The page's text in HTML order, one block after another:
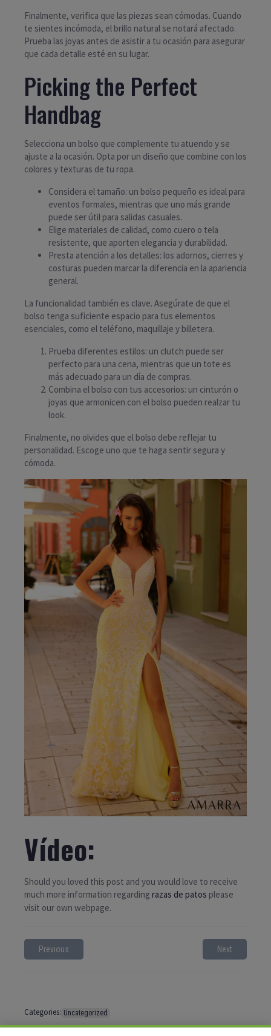
Finalmente, verifica que las piezas sean cómodas. Cuando
te sientes incómoda, el brillo natural se notará afectado.
Prueba las joyas antes de asistir a tu ocasión para asegurar
que cada detalle esté en su lugar.
Picking the Perfect
Handbag
Selecciona un bolso que complemente tu atuendo y se
ajuste a la ocasión. Opta por un diseño que combine con los
colores y texturas de tu ropa.
Considera el tamaño: un bolso pequeño es ideal para
eventos formales, mientras que uno más grande
puede ser útil para salidas casuales.
Elige materiales de calidad, como cuero o tela
resistente, que aporten elegancia y durabilidad.
Presta atención a los detalles: los adornos, cierres y
costuras pueden marcar la diferencia en la apariencia
general.
La funcionalidad también es clave. Asegúrate de que el
bolso tenga suficiente espacio para tus elementos
esenciales, como el teléfono, maquillaje y billetera.
Prueba diferentes estilos: un clutch puede ser
perfecto para una cena, mientras que un tote es
más adecuado para un día de compras.
Combina el bolso con tus accesorios: un cinturón o
joyas que armonicen con el bolso pueden realzar tu
look.
Finalmente, no olvides que el bolso debe reflejar tu
personalidad. Escoge uno que te haga sentir segura y
cómoda.
Vídeo:
Should you loved this post and you would love to receive
much more information regarding razas de patos please
visit our own webpage.
Previous Next
Categories: Uncategorized